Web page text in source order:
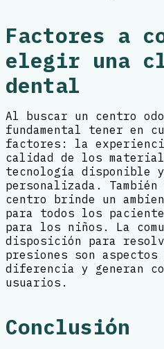
Factores a
elegir una
dental
Al buscar un centro
fundamental tener en
factores: la
calidad de los
tecnología disponible
personalizada.
centro brinde un
para todos los
para los niños. La
disposición para
presiones son aspectos
diferencia y generan
usuarios.
Conclusión